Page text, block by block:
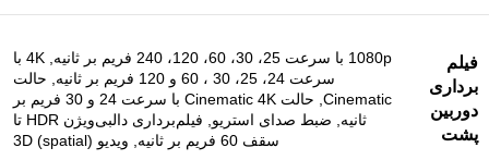
فیلم
برداری
دوربین
پشت
1080p با سرعت 25، 30، 60، 120، 240 فریم بر ثانیه, 4K با
سرعت 24، 25، 30 ، 60 و 120 فریم بر ثانیه, حالت
Cinematic, حالت Cinematic 4K با سرعت 24 و 30 فریم بر
ثانیه, ضبط صدای استریو, فیلم‌برداری دالبی‌ویژن HDR تا
سقف 60 فریم بر ثانیه, ویدیو 3D (spatial)